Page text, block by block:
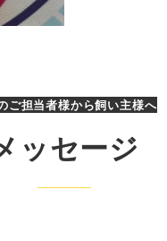
ご担当者様から飼い主様へ
ッセージ